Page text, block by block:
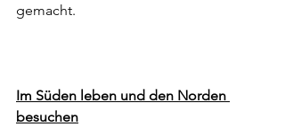
gemacht.
Im Süden leben und den Norden
besuchen